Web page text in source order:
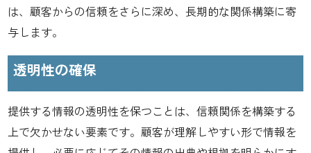
は、顧客からの信頼をさらに深め、長期的な関係構築に寄
与します。
透明性の確保
提供する情報の透明性を保つことは、信頼関係を構築する
上で欠かせない要素です。顧客が理解しやすい形で情報を